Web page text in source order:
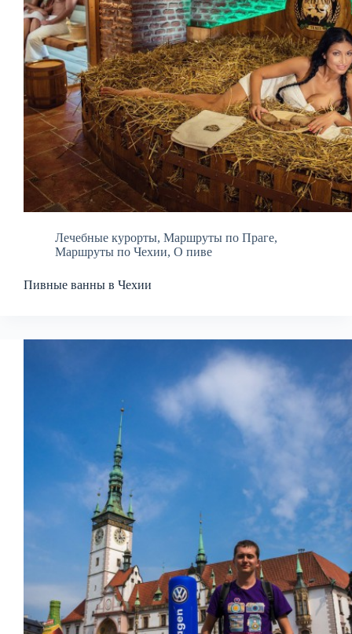
Лечебные курорты, Маршруты по Праге,
Маршруты по Чехии, О пиве
Пивные ванны в Чехии